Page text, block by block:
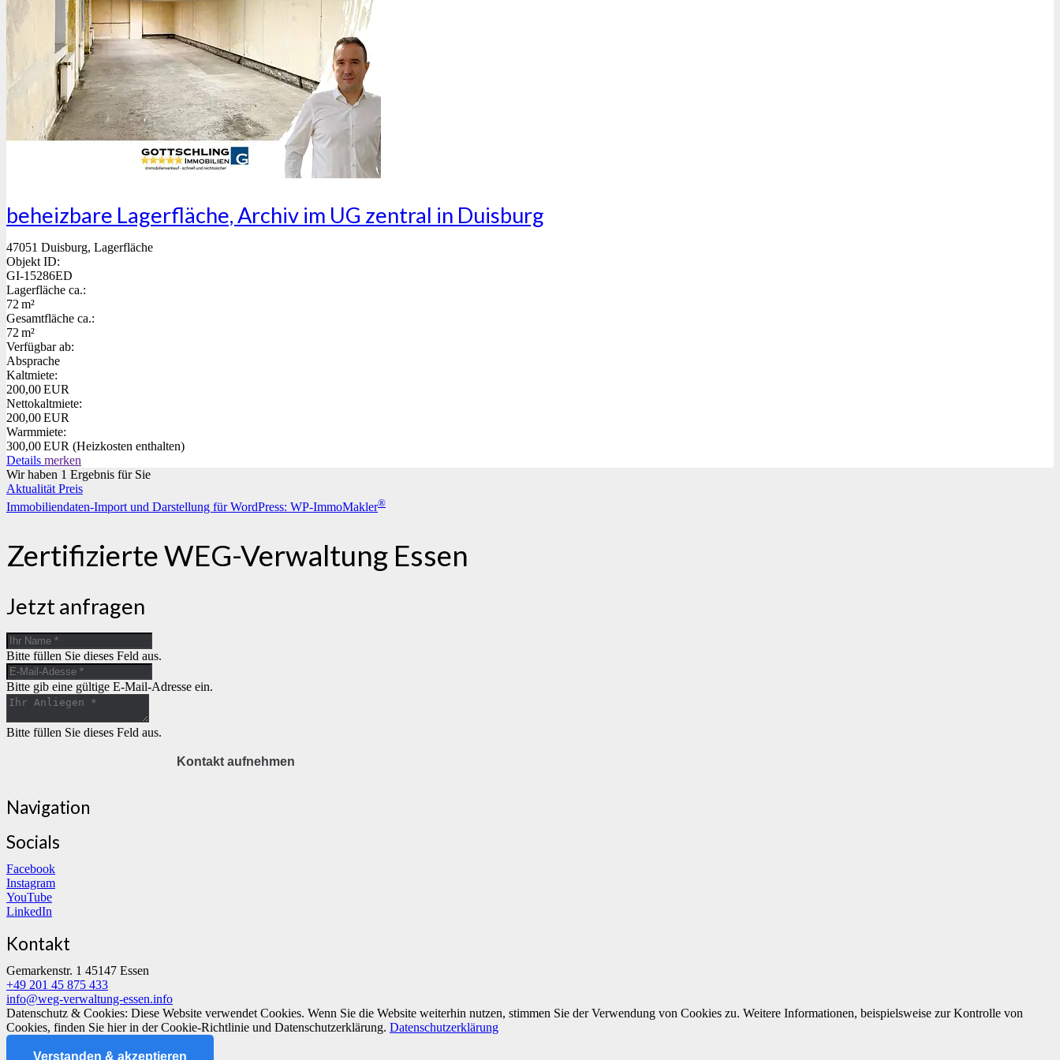
beheizbare Lagerfläche, Archiv im UG zentral in Duisburg
47051 Duisburg, Lagerfläche
Objekt ID:
GI-15286ED
Lagerfläche ca.:
72 m²
Gesamtfläche ca.:
72 m²
Verfügbar ab:
Absprache
Kaltmiete:
200,00 EUR
Nettokaltmiete:
200,00 EUR
Warmmiete:
300,00 EUR (Heizkosten enthalten)
Details merken
Wir haben 1 Ergebnis für Sie
Aktualität Preis
Immobiliendaten-Import und Darstellung für WordPress: WP-ImmoMakler®
Zertifizierte WEG-Verwaltung Essen
Jetzt anfragen
Bitte füllen Sie dieses Feld aus.
Bitte gib eine gültige E-Mail-Adresse ein.
Bitte füllen Sie dieses Feld aus.
Kontakt aufnehmen
Navigation
Socials
Facebook
Instagram
YouTube
LinkedIn
Kontakt
Gemarkenstr. 1 45147 Essen
+49 201 45 875 433
info@weg-verwaltung-essen.info
Datenschutz & Cookies: Diese Website verwendet Cookies. Wenn Sie die Website weiterhin nutzen, stimmen Sie der Verwendung von Cookies zu. Weitere Informationen, beispielsweise zur Kontrolle von
Cookies, finden Sie hier in der Cookie-Richtlinie und Datenschutzerklärung. Datenschutzerklärung
Verstanden & akzeptieren